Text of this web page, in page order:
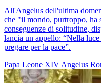
All'Angelus dell'ultima
che "il mondo, purtroppo, ha
conseguenze di solitudine,
lancia un appello: “Nella
pregare per la pace”.
Papa Leone XIV Angelus